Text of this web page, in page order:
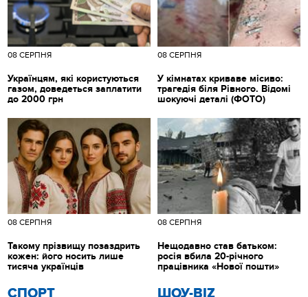
08 СЕРПНЯ
Українцям, які користуються
газом, доведеться заплатити
до 2000 грн
08 СЕРПНЯ
У кімнатах криваве місиво:
трагедія біля Рівного. Відомі
шокуючі деталі (ФОТО)
08 СЕРПНЯ
Такому прізвищу позаздрить
кожен: його носить лише
тисяча українців
08 СЕРПНЯ
Нещодавно став батьком:
росія вбила 20-річного
працівника «Нової пошти»